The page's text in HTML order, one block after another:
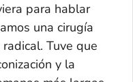
para hablar
una cirugía
Tuve que
y la